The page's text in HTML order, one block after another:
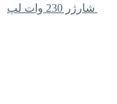
شارژر 230 وات لپ